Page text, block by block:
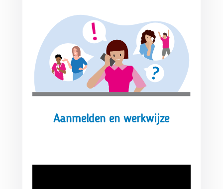
Aanmelden en werkwijze